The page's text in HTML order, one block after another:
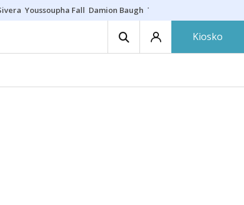
Youssoupha Fall Damion Baugh Toro de fuego
Kiosko